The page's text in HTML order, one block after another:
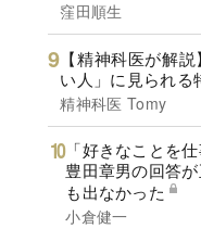
窪田順生
【精神科医が解
い人」に見られる
精神科医 Tomy
「好きなことを
豊田章男の回答
も出なかった
小倉健一